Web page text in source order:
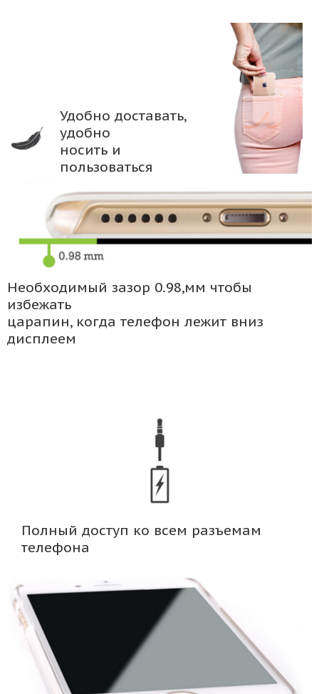
Удобно доставать,
удобно
носить и
пользоваться
Необходимый зазор 0.98,мм чтобы
избежать
царапин, когда телефон лежит вниз
дисплеем
Полный доступ ко всем разъемам
телефона